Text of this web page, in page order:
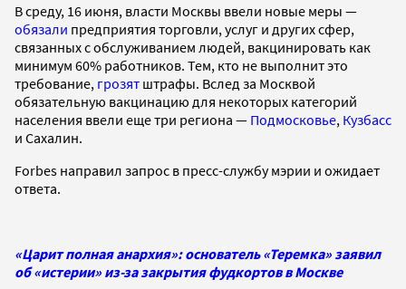
В среду, 16 июня, власти Москвы ввели новые меры —
обязали предприятия торговли, услуг и других сфер,
связанных с обслуживанием людей, вакцинировать как
минимум 60% работников. Тем, кто не выполнит это
требование, грозят штрафы. Вслед за Москвой
обязательную вакцинацию для некоторых категорий
населения ввели еще три региона — Подмосковье, Кузбасс
и Сахалин.
Forbes направил запрос в пресс-службу мэрии и ожидает
ответа.
«Царит полная анархия»: основатель «Теремка» заявил
об «истерии» из-за закрытия фудкортов в Москве